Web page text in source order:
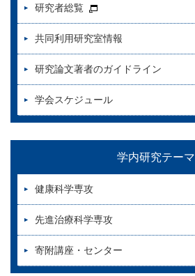
研究者総覧
共同利用研究室情報
研究論文著者のガイドライン
学会スケジュール
学内研究テーマ
健康科学専攻
先進治療科学専攻
寄附講座・センター